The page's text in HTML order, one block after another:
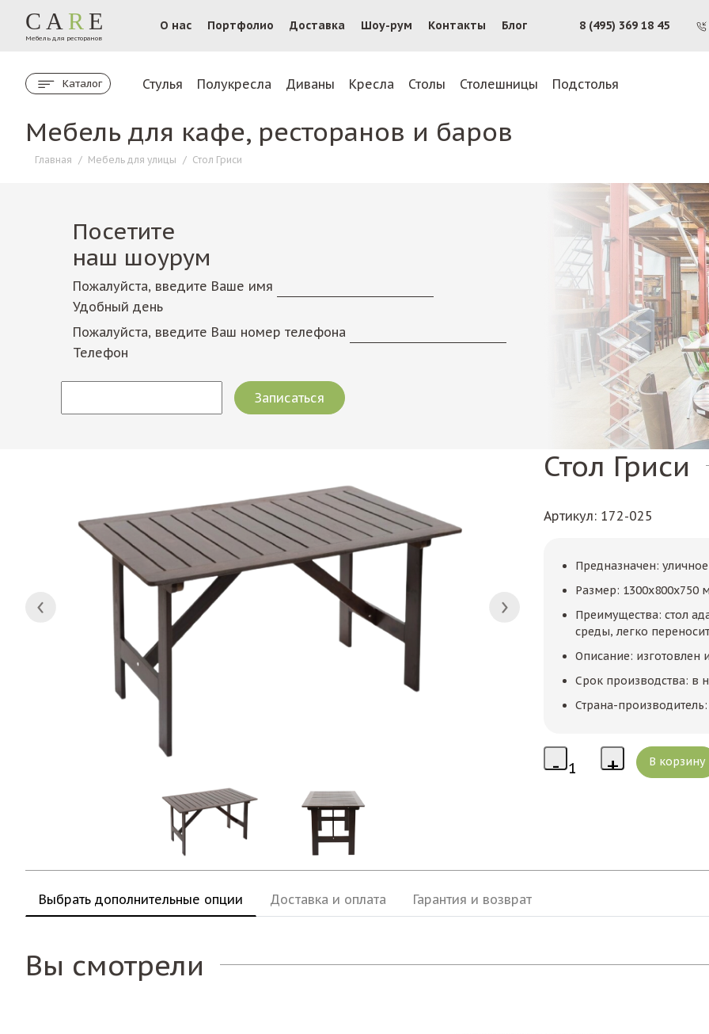
CA R E
Мебель для ресторанов
О нас Портфолио Доставка Шоу-рум Контакты Блог 8 (495) 369 18 45
Каталог Стулья Полукресла Диваны Кресла Столы Столешницы Подстолья
Мебель для кафе, ресторанов и баров
Главная / Мебель для улицы / Стол Гриси
Посетите
наш шоурум
Пожалуйста, введите Ваше имя
Удобный день
Пожалуйста, введите Ваш номер телефона
Телефон
Стол Гриси
Артикул: 172-025
Предназначен:
Размер: 1300x800x750
Преимущества: стол
среды, легко
Описание: изготовлен
Срок производства: в
Страна-производитель:
Выбрать дополнительные опции Доставка и оплата Гарантия и возврат
Вы смотрели